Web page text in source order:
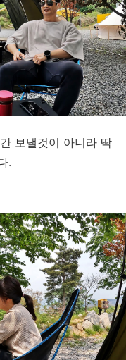
보낼것이 아니라 딱
.